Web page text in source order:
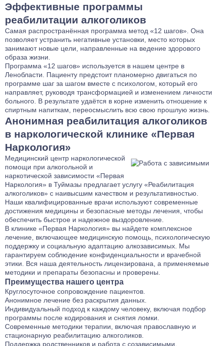
Эффективные программы
реабилитации алкоголиков
Самая распространённая программа метод «12 шагов». Она
позволяет устранить негативные установки, место которых
занимают новые цели, направленные на ведение здорового
образа жизни.
Программа «12 шагов» используется в нашем центре в
Ленобласти. Пациенту предстоит планомерно двигаться по
программе шаг за шагом вместе с психологом, который его
направляет, руководя трансформацией и изменением личности
больного. В результате удаётся в корне изменить отношение к
спиртным напиткам, переосмыслить всю свою прошлую жизнь.
Анонимная реабилитация алкоголиков
в наркологической клинике «Первая
Наркология»
Медицинский центр наркологической
помощи при алкогольной и
наркотической зависимости «Первая
Наркология» в Туймазы предлагает услугу «Реабилитация
алкоголиков» с наивысшим качеством и результативностью.
Наши квалифицированные врачи используют современные
достижения медицины и безопасные методы лечения, чтобы
обеспечить быстрое и надежное выздоровление.
В клинике «Первая Наркология» вы найдете комплексное
лечение, включающее медицинскую помощь, психологическую
поддержку и социальную адаптацию алкозависимых. Мы
гарантируем соблюдение конфиденциальности и врачебной
этики. Вся наша деятельность лицензирована, а применяемые
методики и препараты безопасны и проверены.
Преимущества нашего центра
Круглосуточное сопровождение пациентов.
Анонимное лечение без раскрытия данных.
Индивидуальный подход к каждому человеку, включая подбор
программы после кодирования и снятия ломки.
Современные методики терапии, включая православную и
стационарную реабилитацию алкоголиков.
Поддержка родственников и работа с созависимыми.